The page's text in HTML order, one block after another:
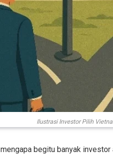
Ilustrasi Investor Pilih
mengapa begitu banyak